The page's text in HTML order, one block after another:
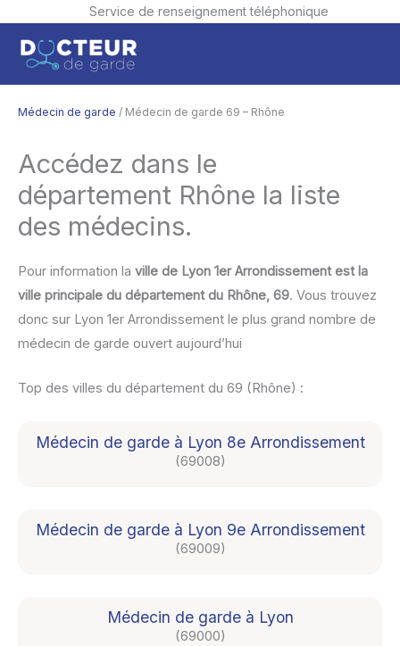
Service de renseignement téléphonique
contenu
Médecin de garde / Médecin de garde 69 – Rhône
Accédez dans le
département Rhône la liste
des médecins.
Pour information la ville de Lyon 1er Arrondissement est la
ville principale du département du Rhône, 69. Vous trouvez
donc sur Lyon 1er Arrondissement le plus grand nombre de
médecin de garde ouvert aujourd’hui
Top des villes du département du 69 (Rhône) :
Médecin de garde à Lyon 8e Arrondissement
(69008)
Médecin de garde à Lyon 9e Arrondissement
(69009)
Médecin de garde à Lyon
(69000)